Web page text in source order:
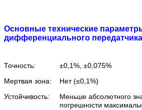
Основные технические
дифференциального
Точность:
±0,1%, ±0,075%
Мертвая зона:
Нет (≤0,1%)
Устойчивость:
Меньше абсолютного
погрешности